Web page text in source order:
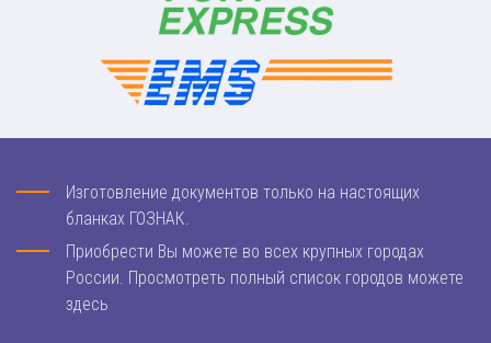
Изготовление документов только на настоящих
бланках ГОЗНАК.
Приобрести Вы можете во всех крупных городах
России. Просмотреть полный список городов можете
здесь